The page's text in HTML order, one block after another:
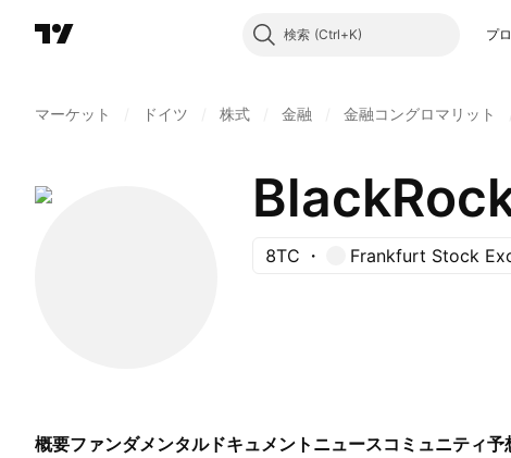
検索 プ
マーケット ドイツ 株式 金融 金融コングロマリット
8TC Frankfurt Stock
概要ファンダメンタルドキュメント ニュースコミュニティ予